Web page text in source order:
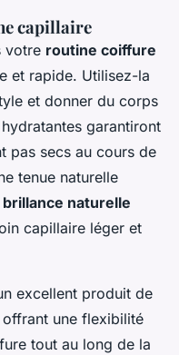
capillaire
votre routine coiffure
et rapide. Utilisez-la
et donner du corps
garantiront
pas secs au cours de
tenue naturelle
brillance naturelle
capillaire léger et
excellent produit de
offrant une flexibilité
tout au long de la